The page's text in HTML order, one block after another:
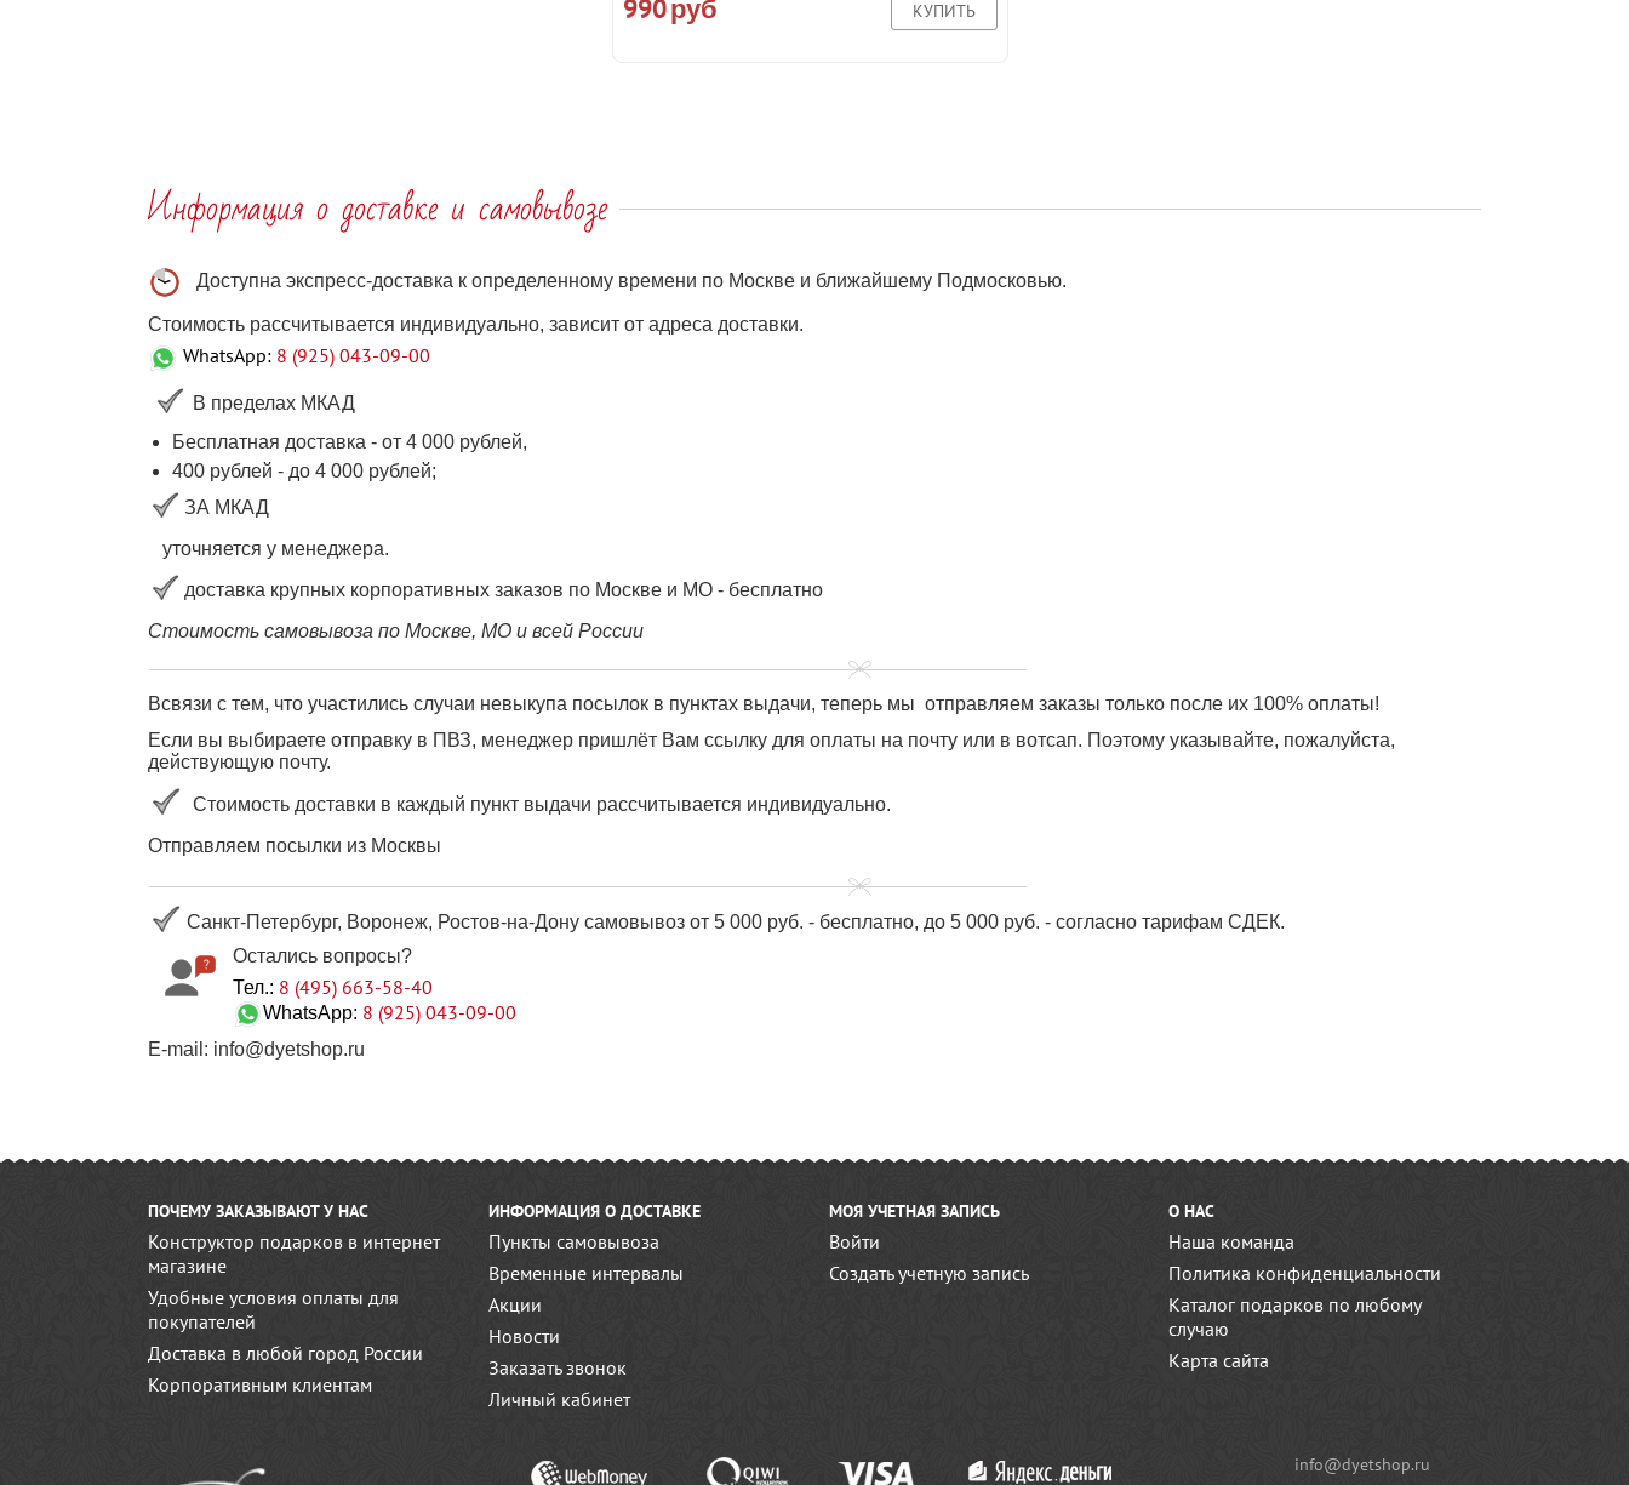
990 руб КУПИТЬ
Информация о доставке и самовывозе
Доступна экспресс-доставка к определенному времени по Москве и ближайшему Подмосковью.
Стоимость рассчитывается индивидуально, зависит от адреса доставки.
WhatsApp: 8 (925) 043-09-00
В пределах МКАД
Бесплатная доставка - от 4 000 рублей,
400 рублей - до 4 000 рублей;
ЗА МКАД
уточняется у менеджера.
доставка крупных корпоративных заказов по Москве и МО - бесплатно
Стоимость самовывоза по Москве, МО и всей России
Всвязи с тем, что участились случаи невыкупа посылок в пунктах выдачи, теперь мы отправляем заказы только после их 100% оплаты!
Если вы выбираете отправку в ПВЗ, менеджер пришлёт Вам ссылку для оплаты на почту или в вотсап. Поэтому указывайте, пожалуйста,
действующую почту.
Стоимость доставки в каждый пункт выдачи рассчитывается индивидуально.
Отправляем посылки из Москвы
Санкт-Петербург, Воронеж, Ростов-на-Дону самовывоз от 5 000 руб. - бесплатно, до 5 000 руб. - согласно тарифам СДЕК.
Остались вопросы?
Тел.: 8 (495) 663-58-40
WhatsApp: 8 (925) 043-09-00
E-mail: info@dyetshop.ru
ПОЧЕМУ ЗАКАЗЫВАЮТ У НАС
Конструктор подарков в интернет
магазине
Удобные условия оплаты для
покупателей
Доставка в любой город России
Корпоративным клиентам
ИНФОРМАЦИЯ О ДОСТАВКЕ
Пункты самовывоза
Временные интервалы
Акции
Новости
Заказать звонок
Личный кабинет
МОЯ УЧЕТНАЯ ЗАПИСЬ
Войти
Создать учетную запись
О НАС
Наша команда
Политика конфиденциальности
Каталог подарков по любому
случаю
Карта сайта
info@dyetshop.ru